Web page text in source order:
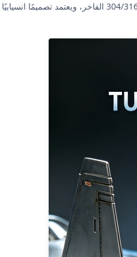
تم تصنيع تمثال الطيران الواقعي واسع النطاق هذا يدويًا بشكل متقن من الفولاذ